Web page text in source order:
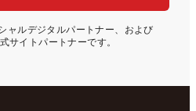
ャルデジタルパートナー、および
サイトパートナーです。